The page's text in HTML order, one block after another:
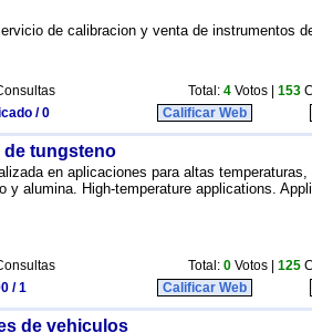
de calibracion y venta de instrumentos
Total: 4 Votos | 153
/ 0 Calificar Web
de tungsteno
en aplicaciones para altas temperaturas,
y alumina. High-temperature applications.
Total: 0 Votos | 125
/ 1 Calificar Web
de vehiculos